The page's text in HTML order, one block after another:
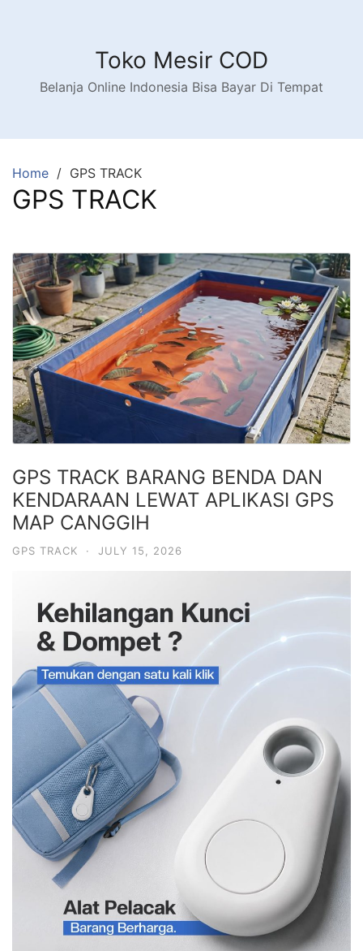
Toko Mesir COD
Belanja Online Indonesia Bisa Bayar Di Tempat
Home GPS TRACK
GPS TRACK
GPS TRACK BARANG BENDA DAN
KENDARAAN LEWAT APLIKASI GPS
MAP CANGGIH
GPS TRACK · JULY 15, 2026